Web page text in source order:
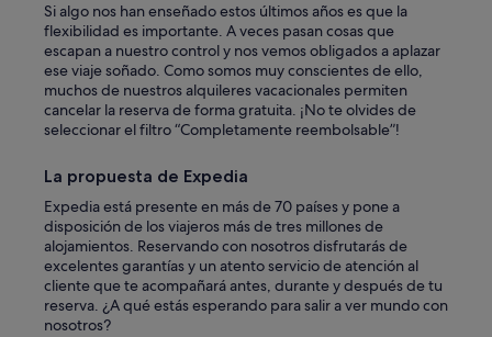
Si algo nos han enseñado estos últimos años es que la
flexibilidad es importante. A veces pasan cosas que
escapan a nuestro control y nos vemos obligados a aplazar
ese viaje soñado. Como somos muy conscientes de ello,
muchos de nuestros alquileres vacacionales permiten
cancelar la reserva de forma gratuita. ¡No te olvides de
seleccionar el filtro “Completamente reembolsable”!
La propuesta de Expedia
Expedia está presente en más de 70 países y pone a
disposición de los viajeros más de tres millones de
alojamientos. Reservando con nosotros disfrutarás de
excelentes garantías y un atento servicio de atención al
cliente que te acompañará antes, durante y después de tu
reserva. ¿A qué estás esperando para salir a ver mundo con
nosotros?